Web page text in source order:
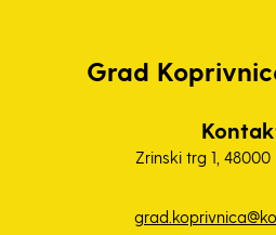
Grad
Zrinski trg 1,